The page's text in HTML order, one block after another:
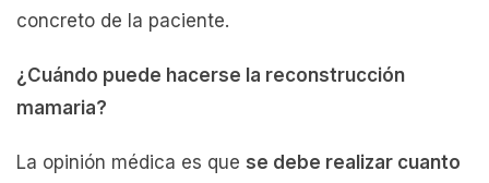
concreto de la paciente.
¿Cuándo puede hacerse la reconstrucción
mamaria?
La opinión médica es que se debe realizar cuanto